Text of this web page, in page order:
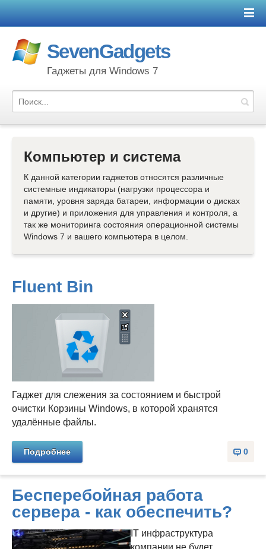
SevenGadgets
Гаджеты для Windows 7
Компьютер и система
К данной категории гаджетов относятся различные
системные индикаторы (нагрузки процессора и
памяти, уровня заряда батареи, информации о дисках
и другие) и приложения для управления и контроля, а
так же мониторинга состояния операционной системы
Windows 7 и вашего компьютера в целом.
Fluent Bin
Гаджет для слежения за состоянием и быстрой
очистки Корзины Windows, в которой хранятся
удалённые файлы.
0
Подробнее
Бесперебойная работа
сервера - как обеспечить?
IT инфраструктура
компании не будет